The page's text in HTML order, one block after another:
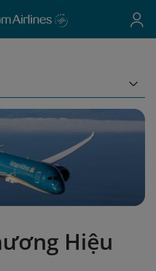
Hiệu